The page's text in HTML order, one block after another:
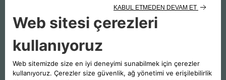
automobiles. Have you ever thought about having a 500
calendar? Or a 500L USB drive? Be surprised by the Fiat
branded offerings.
EXPLORE THE STORE